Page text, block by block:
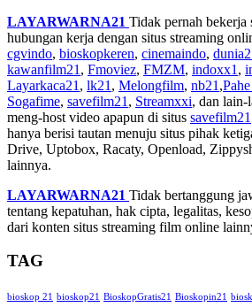
LAYARWARNA21 Tidak pernah bekerja
hubungan kerja dengan situs streaming
cgvindo, bioskopkeren, cinemaindo,
kawanfilm21 , Fmoviez, FMZM, indoxx1 ,
Layarkaca21 , lk21 , Melongfilm, nb21 ,
Sogafime, savefilm21 , Streamxxi, dan lain-
meng-host video apapun di situs savefilm21
hanya berisi tautan menuju situs pihak
Drive, Uptobox, Racaty, Openload,
lainnya.
LAYARWARNA21 Tidak bertanggung
tentang kepatuhan, hak cipta, legalitas,
dari konten situs streaming film online
TAG
bioskop 21 bioskop21 BioskopGratis21 Bioskopin21